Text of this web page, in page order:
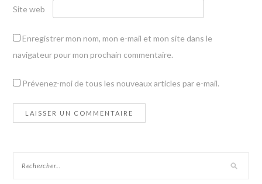
Site web
Enregistrer mon nom, mon e-mail et mon site dans le
navigateur pour mon prochain commentaire.
Prévenez-moi de tous les nouveaux articles par e-mail.